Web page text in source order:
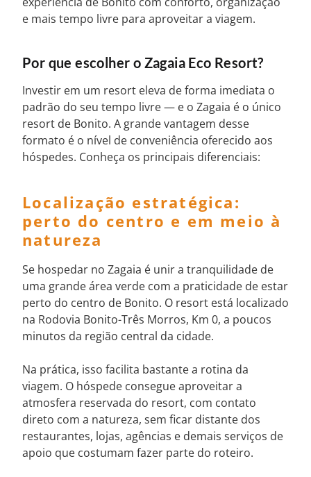
e mais tempo livre para aproveitar a viagem.
Por que escolher o Zagaia Eco Resort?
Investir em um resort eleva de forma imediata o
padrão do seu tempo livre — e o Zagaia é o único
resort de Bonito. A grande vantagem desse
formato é o nível de conveniência oferecido aos
hóspedes. Conheça os principais diferenciais:
Localização estratégica:
perto do centro e em meio à
natureza
Se hospedar no Zagaia é unir a tranquilidade de
uma grande área verde com a praticidade de estar
perto do centro de Bonito. O resort está localizado
na Rodovia Bonito-Três Morros, Km 0, a poucos
minutos da região central da cidade.
Na prática, isso facilita bastante a rotina da
viagem. O hóspede consegue aproveitar a
atmosfera reservada do resort, com contato
direto com a natureza, sem ficar distante dos
restaurantes, lojas, agências e demais serviços de
apoio que costumam fazer parte do roteiro.